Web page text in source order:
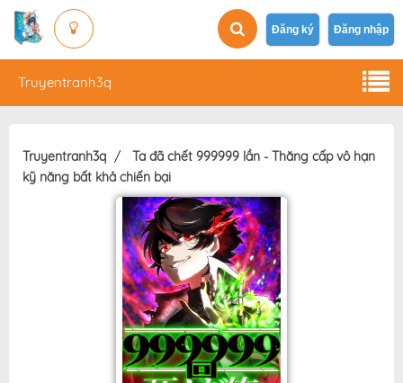
Đăng ký Đăng nhập
Truyentranh3q
Truyentranh3q
Ta đã chết 999999 lần - Thăng cấp vô hạn
kỹ năng bất khả chiến bại